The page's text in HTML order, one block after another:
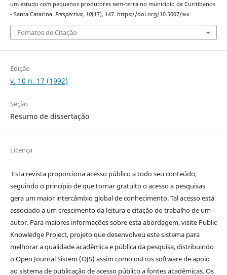
um estudo com pequenos produtores sem-terra no município de Curitibanos
- Santa Catarina. Perspectiva, 10(17), 147. https://doi.org/10.5007/%x
Fomatos de Citação
Edição
v. 10 n. 17 (1992)
Seção
Resumo de dissertação
Licença
Esta revista proporciona acesso público a todo seu conteúdo,
seguindo o princípio de que tornar gratuito o acesso a pesquisas
gera um maior intercâmbio global de conhecimento. Tal acesso está
associado a um crescimento da leitura e citação do trabalho de um
autor. Para maiores informações sobre esta abordagem, visite Public
Knowledge Project, projeto que desenvolveu este sistema para
melhorar a qualidade acadêmica e pública da pesquisa, distribuindo
o Open Journal Sistem (OJS) assim como outros software de apoio
ao sistema de publicação de acesso público a fontes acadêmicas. Os